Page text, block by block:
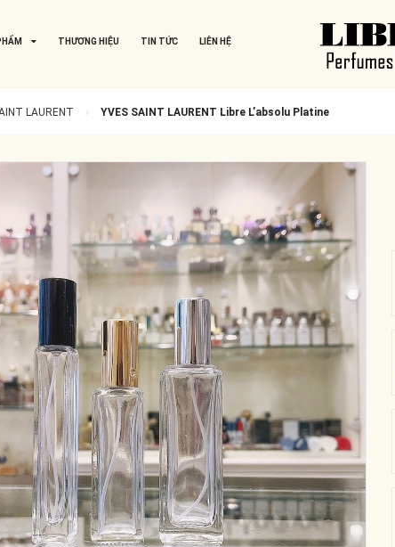
THƯƠNG HIỆU TIN TỨC LIÊN HỆ
LAURENT YVES SAINT LAURENT Libre L’absolu Platine